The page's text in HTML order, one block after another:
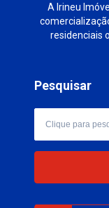
A Irineu
residenciais
Pesquisar